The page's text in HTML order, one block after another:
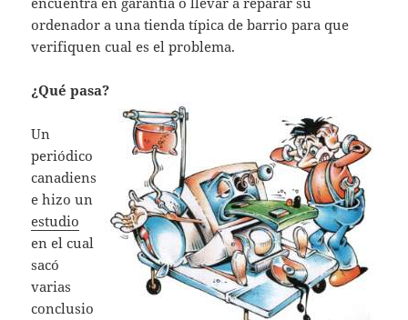
ordenador a una tienda típica de barrio para que
verifiquen cual es el problema.
¿Qué pasa?
Un
periódico
canadiens
e hizo un
estudio
en el cual
sacó
varias
conclusio